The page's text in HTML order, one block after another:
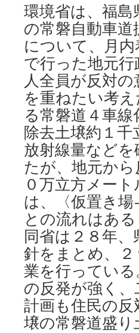
環境省は、福
の常磐自動車
について、月
で行った地元
人全員が反対
を重ねたい考
る常磐道４車
除去土壌約１
放射線量など
たが、地元か
０万立方メー
は、〈仮置き
との流れはあ
同省は２８年
針をまとめ、
業を行ってい
の反発が強く
計画も住民の
壌の常磐道盛